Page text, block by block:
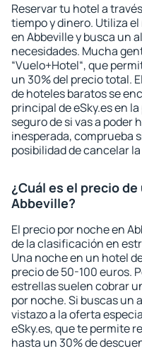
Reservar tu hotel a
tiempo y dinero. Utiliza
en Abbeville y busca un
necesidades. Mucha
“Vuelo+Hotel“, que
un 30% del precio total.
de hoteles baratos se
principal de eSky.es en
seguro de si vas a poder
inesperada, comprueba
posibilidad de cancelar
¿Cuál es el precio
Abbeville?
El precio por noche en
de la clasificación en
Una noche en un hotel
precio de 50-100 euros.
estrellas suelen cobrar
por noche. Si buscas un
vistazo a la oferta
eSky.es, que te permite
hasta un 30% de